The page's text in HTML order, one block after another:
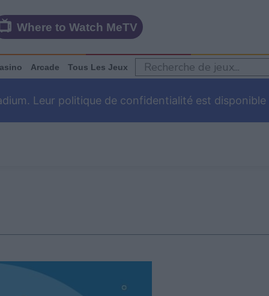
Where to Watch MeTV
Arcade Tous Les Jeux
Leur politique de confidentialité est disponible